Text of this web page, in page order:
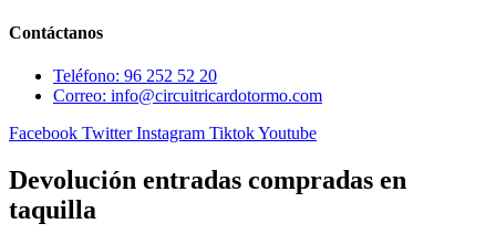
Contáctanos
Teléfono: 96 252 52 20
Correo: info@circuitricardotormo.com
Facebook Twitter Instagram TiktokYoutube
Devolución entradas compradas en
taquilla